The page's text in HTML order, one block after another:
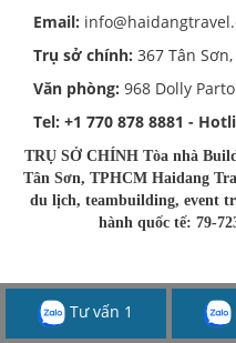
Email:
Trụ sở chính: 367 Tân
Văn phòng: 968 Dolly
Tel: +1 770 878 8881 -
Tư vấn 1
TRỤ SỞ CHÍNH Tòa nhà
Tân Sơn, TPHCM Haidang
du lịch, teambuilding, event
hành quốc tế: 79-